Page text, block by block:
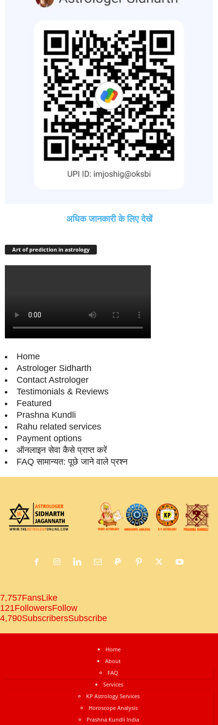
अधिक जानकारी के लिए देखें
Art of prediction in astrology
Home
Astrologer Sidharth
Contact Astrologer
Testimonials & Reviews
Featured
Prashna Kundli
Rahu related services
Payment options
ऑनलाइन सेवा कैसे प्राप्‍त करें
FAQ सामान्‍यत: पूछे जाने वाले प्रश्‍न
7,757FansLike
121FollowersFollow
4,790SubscribersSubscribe
Home
About
FAQ
Services
KP Astrology Services
Horoscope Analysis
Prashna Kundli India